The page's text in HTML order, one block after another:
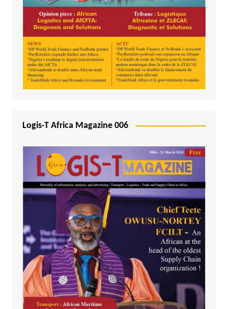
Logis-T Africa Magazine 006